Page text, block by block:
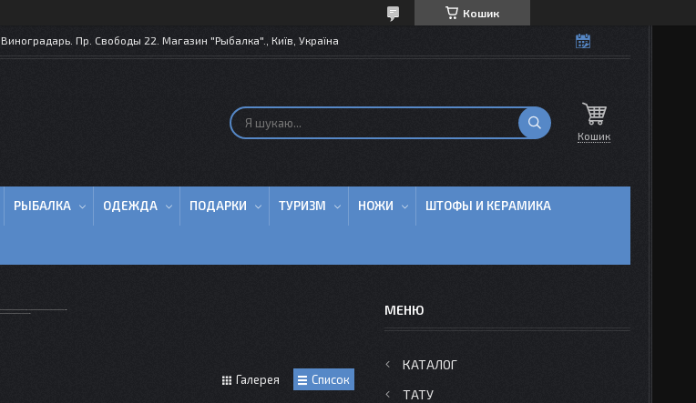
Кошик
Виноградарь. Пр. Свободы 22. Магазин "Рыбалка"., Київ, Україна
Кошик
РЫБАЛКА ОДЕЖДА ПОДАРКИ ТУРИЗМ НОЖИ ШТОФЫ И КЕРАМИКА
Галерея Список
КАТАЛОГ
ТАТУ